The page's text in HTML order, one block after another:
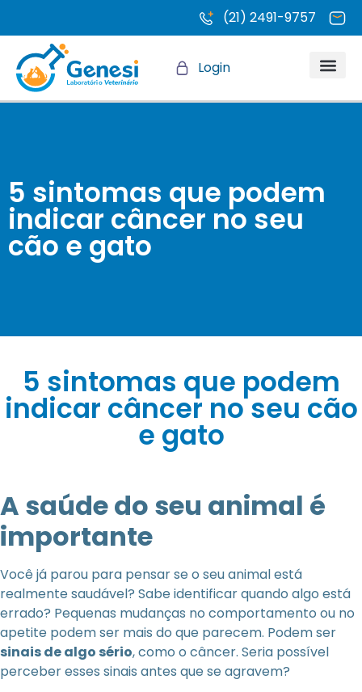
(21) 2491-9757
Login
5 sintomas que podem
indicar câncer no seu
cão e gato
5 sintomas que podem
indicar câncer no seu cão
e gato
A saúde do seu animal é
importante
Você já parou para pensar se o seu animal está
realmente saudável? Sabe identificar quando algo está
errado? Pequenas mudanças no comportamento ou no
apetite podem ser mais do que parecem. Podem ser
sinais de algo sério, como o câncer. Seria possível
perceber esses sinais antes que se agravem?